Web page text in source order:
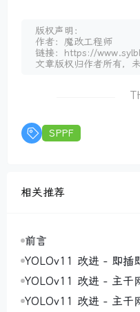
版权声明：
作者：魔改工程师
链接：https://
文章版权归作者所有，
SPPF
相关推荐
前言
YOLOv11 改进 - 即插即用 RepViTBlock重参
觉Transformer块：结
率瓶颈，实现精度与速
YOLOv11 改进 - 主干网络 清华大学
Conv ：利用共享权重
知，注意力机制与卷积
YOLOv11 改进 - 主干网络 SwinTransformer